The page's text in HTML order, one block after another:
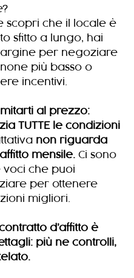
scopri che il locale è
sfitto a lungo, hai
per negoziare
più basso o
incentivi.
al prezzo:
TUTTE le condizioni
non riguarda
mensile. Ci sono
voci che puoi
per ottenere
migliori.
d’affitto è
più ne controlli,